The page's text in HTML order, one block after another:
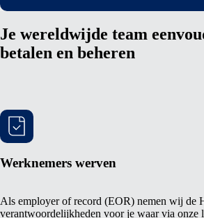
Je wereldwijde team
betalen en beheren
Werknemers werven
Als employer of record (EOR) nemen wij de
verantwoordelijkheden voor je waar via onze